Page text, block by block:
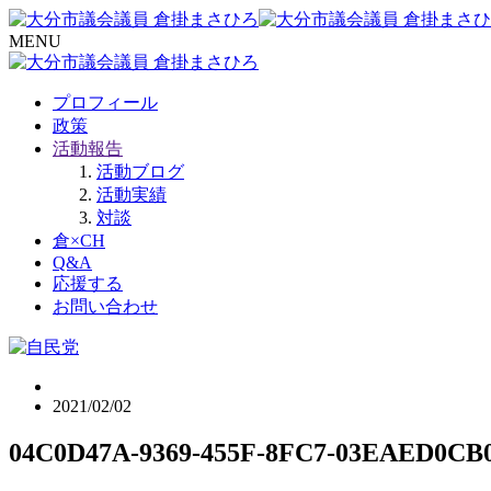
MENU
プロフィール
政策
活動報告
活動ブログ
活動実績
対談
倉×CH
Q&A
応援する
お問い合わせ
2021/02/02
04C0D47A-9369-455F-8FC7-